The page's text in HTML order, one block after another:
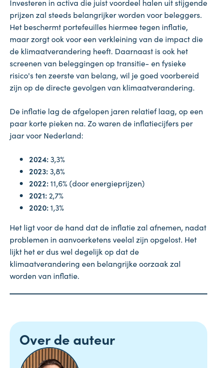
Investeren in activa die juist voordeel halen uit stijgende
prijzen zal steeds belangrijker worden voor beleggers.
Het beschermt portefeuilles hiermee tegen inflatie,
maar zorgt ook voor een verkleining van de impact die
de klimaatverandering heeft. Daarnaast is ook het
screenen van beleggingen op transitie- en fysieke
risico's ten zeerste van belang, wil je goed voorbereid
zijn op de directe gevolgen van klimaatverandering.
De inflatie lag de afgelopen jaren relatief laag, op een
paar korte pieken na. Zo waren de inflatiecijfers per
jaar voor Nederland:
2024:3,3%
2023:3,8%
2022:11,6% (door energieprijzen)
2021: 2,7%
2020:1,3%
Het ligt voor de hand dat de inflatie zal afnemen, nadat
problemen in aanvoerketens veelal zijn opgelost. Het
lijkt het er dus wel degelijk op dat de
klimaatverandering een belangrijke oorzaak zal
worden van inflatie.
Over de auteur